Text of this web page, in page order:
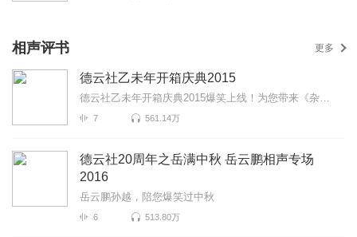
相声评书 更多
德云社乙未年开箱庆典2015
德云社乙未年开箱庆典2015爆笑上线！为您带来《杂学唱》《万寿图》《学外语》等高能相声！各种爆笑包袱...
7 561.14万
德云社20周年之岳满中秋 岳云鹏相声专场
2016
岳云鹏孙越，陪您爆笑过中秋
6 513.80万